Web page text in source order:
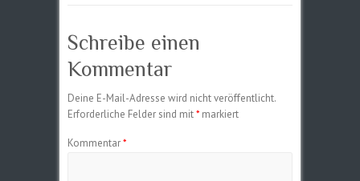
Schreibe einen
Kommentar
Deine E-Mail-Adresse wird nicht veröffentlicht.
Erforderliche Felder sind mit* markiert
Kommentar*